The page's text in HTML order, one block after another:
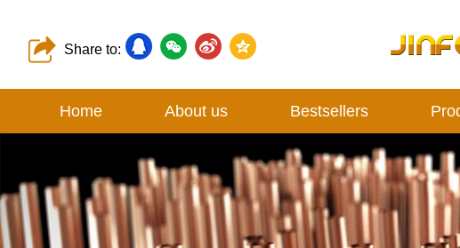
Share to:
Home About us Bestsellers